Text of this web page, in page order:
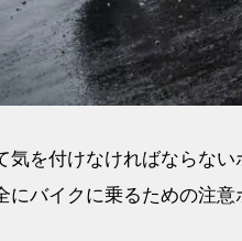
を付けなければならない
バイクに乗るための注意